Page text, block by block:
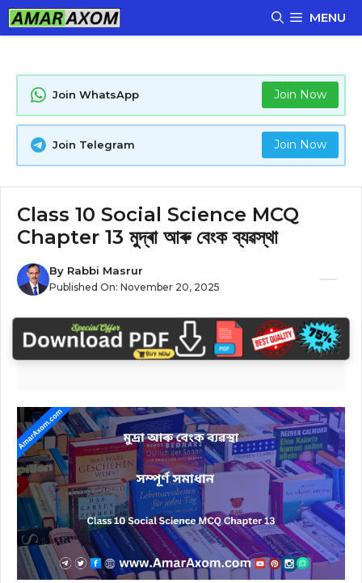
Skip
to
MENU
Join WhatsApp Join Now
Join Telegram Join Now
Class 10 Social Science MCQ
Chapter 13 মুদ্ৰা আৰু বেংক ব্যৱস্থা
By Rabbi Masrur
Published On: November 20, 2025